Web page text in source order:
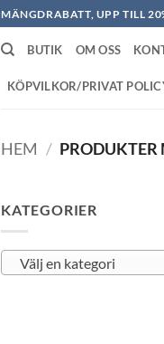
MÄNGDRABATT, UPP TILL
BUTIK OM OSS
KÖPVILKOR/PRIVAT
HEM /
KATEGORIER
Välj en kategori